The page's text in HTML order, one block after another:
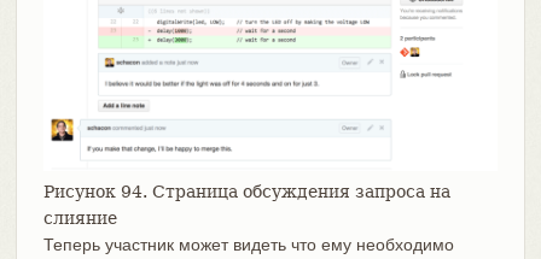
Рисунок 94. Страница обсуждения запроса на
слияние
Теперь участник может видеть что ему необходимо